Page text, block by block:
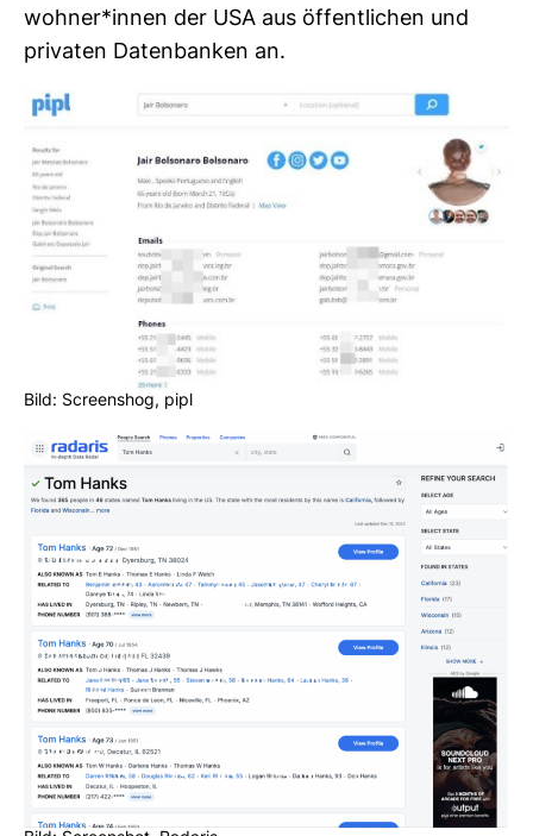
wohner*innen der USA aus öffent­li­chen und
pri­vaten Daten­banken an.
Bild: Screenshog, pipl